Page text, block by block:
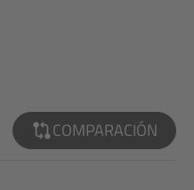
COMPARACIÓN